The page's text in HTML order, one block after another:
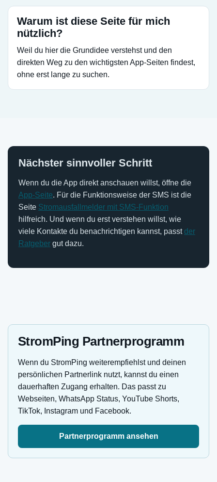
Warum ist diese Seite für mich
nützlich?
Weil du hier die Grundidee verstehst und den
direkten Weg zu den wichtigsten App-Seiten findest,
ohne erst lange zu suchen.
Nächster sinnvoller Schritt
Wenn du die App direkt anschauen willst, öffne die
App-Seite. Für die Funktionsweise der SMS ist die
Seite Stromausfallmelder mit SMS-Funktion
hilfreich. Und wenn du erst verstehen willst, wie
viele Kontakte du benachrichtigen kannst, passt der
Ratgeber gut dazu.
StromPing Partnerprogramm
Wenn du StromPing weiterempfiehlst und deinen
persönlichen Partnerlink nutzt, kannst du einen
dauerhaften Zugang erhalten. Das passt zu
Webseiten, WhatsApp Status, YouTube Shorts,
TikTok, Instagram und Facebook.
Partnerprogramm ansehen